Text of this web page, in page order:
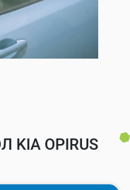
OPIRUS